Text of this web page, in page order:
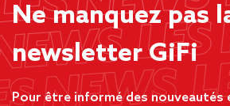
Ne manquez pas
newsletter GiFi
Pour être informé des